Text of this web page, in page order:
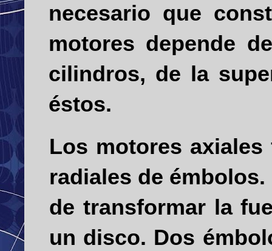
necesario que
motores depende
cilindros, de la
éstos.
Los motores
radiales de
de transformar la
un disco. Dos